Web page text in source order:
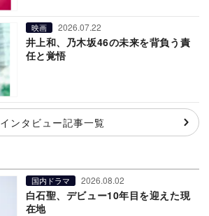
映画 2026.07.22
井上和、乃木坂46の未来を背負う責
任と覚悟
インタビュー記事一覧
国内ドラマ 2026.08.02
白石聖、デビュー10年目を迎えた現
在地